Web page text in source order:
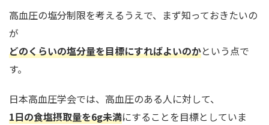
高血圧の塩分制限を考えるうえで、まず知っておきたいの
が
どのくらいの塩分量を目標にすればよいのかという点で
す。
日本高血圧学会では、高血圧のある人に対して、
1日の食塩摂取量を6g未満にすることを目標としていま